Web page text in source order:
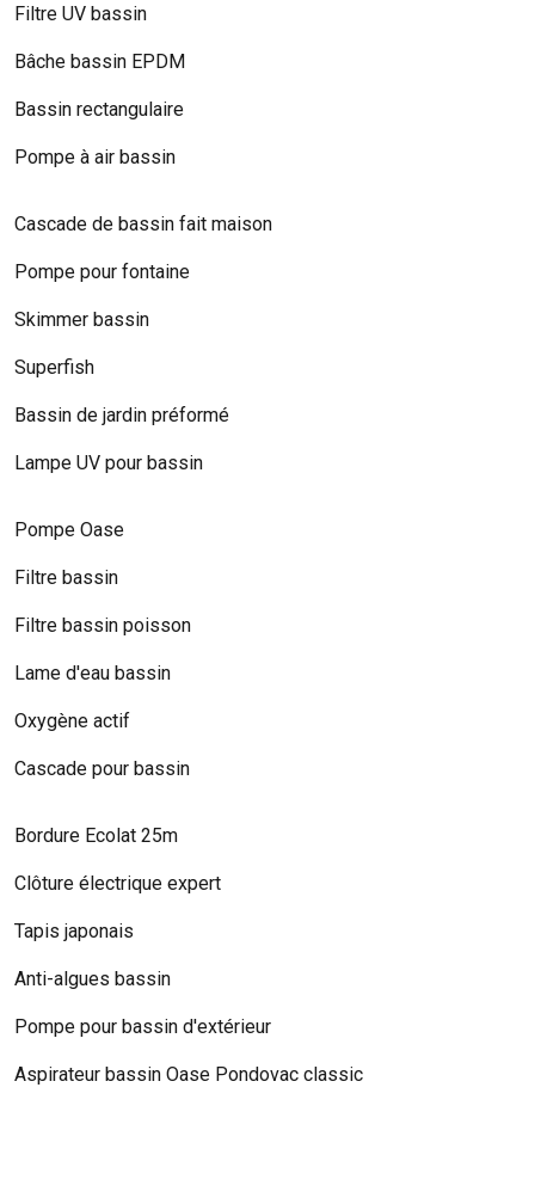
Filtre UV bassin
Bâche bassin EPDM
Bassin rectangulaire
Pompe à air bassin
Cascade de bassin fait maison
Pompe pour fontaine
Skimmer bassin
Superfish
Bassin de jardin préformé
Lampe UV pour bassin
Pompe Oase
Filtre bassin
Filtre bassin poisson
Lame d'eau bassin
Oxygène actif
Cascade pour bassin
Bordure Ecolat 25m
Clôture électrique expert
Tapis japonais
Anti-algues bassin
Pompe pour bassin d'extérieur
Aspirateur bassin Oase Pondovac classic